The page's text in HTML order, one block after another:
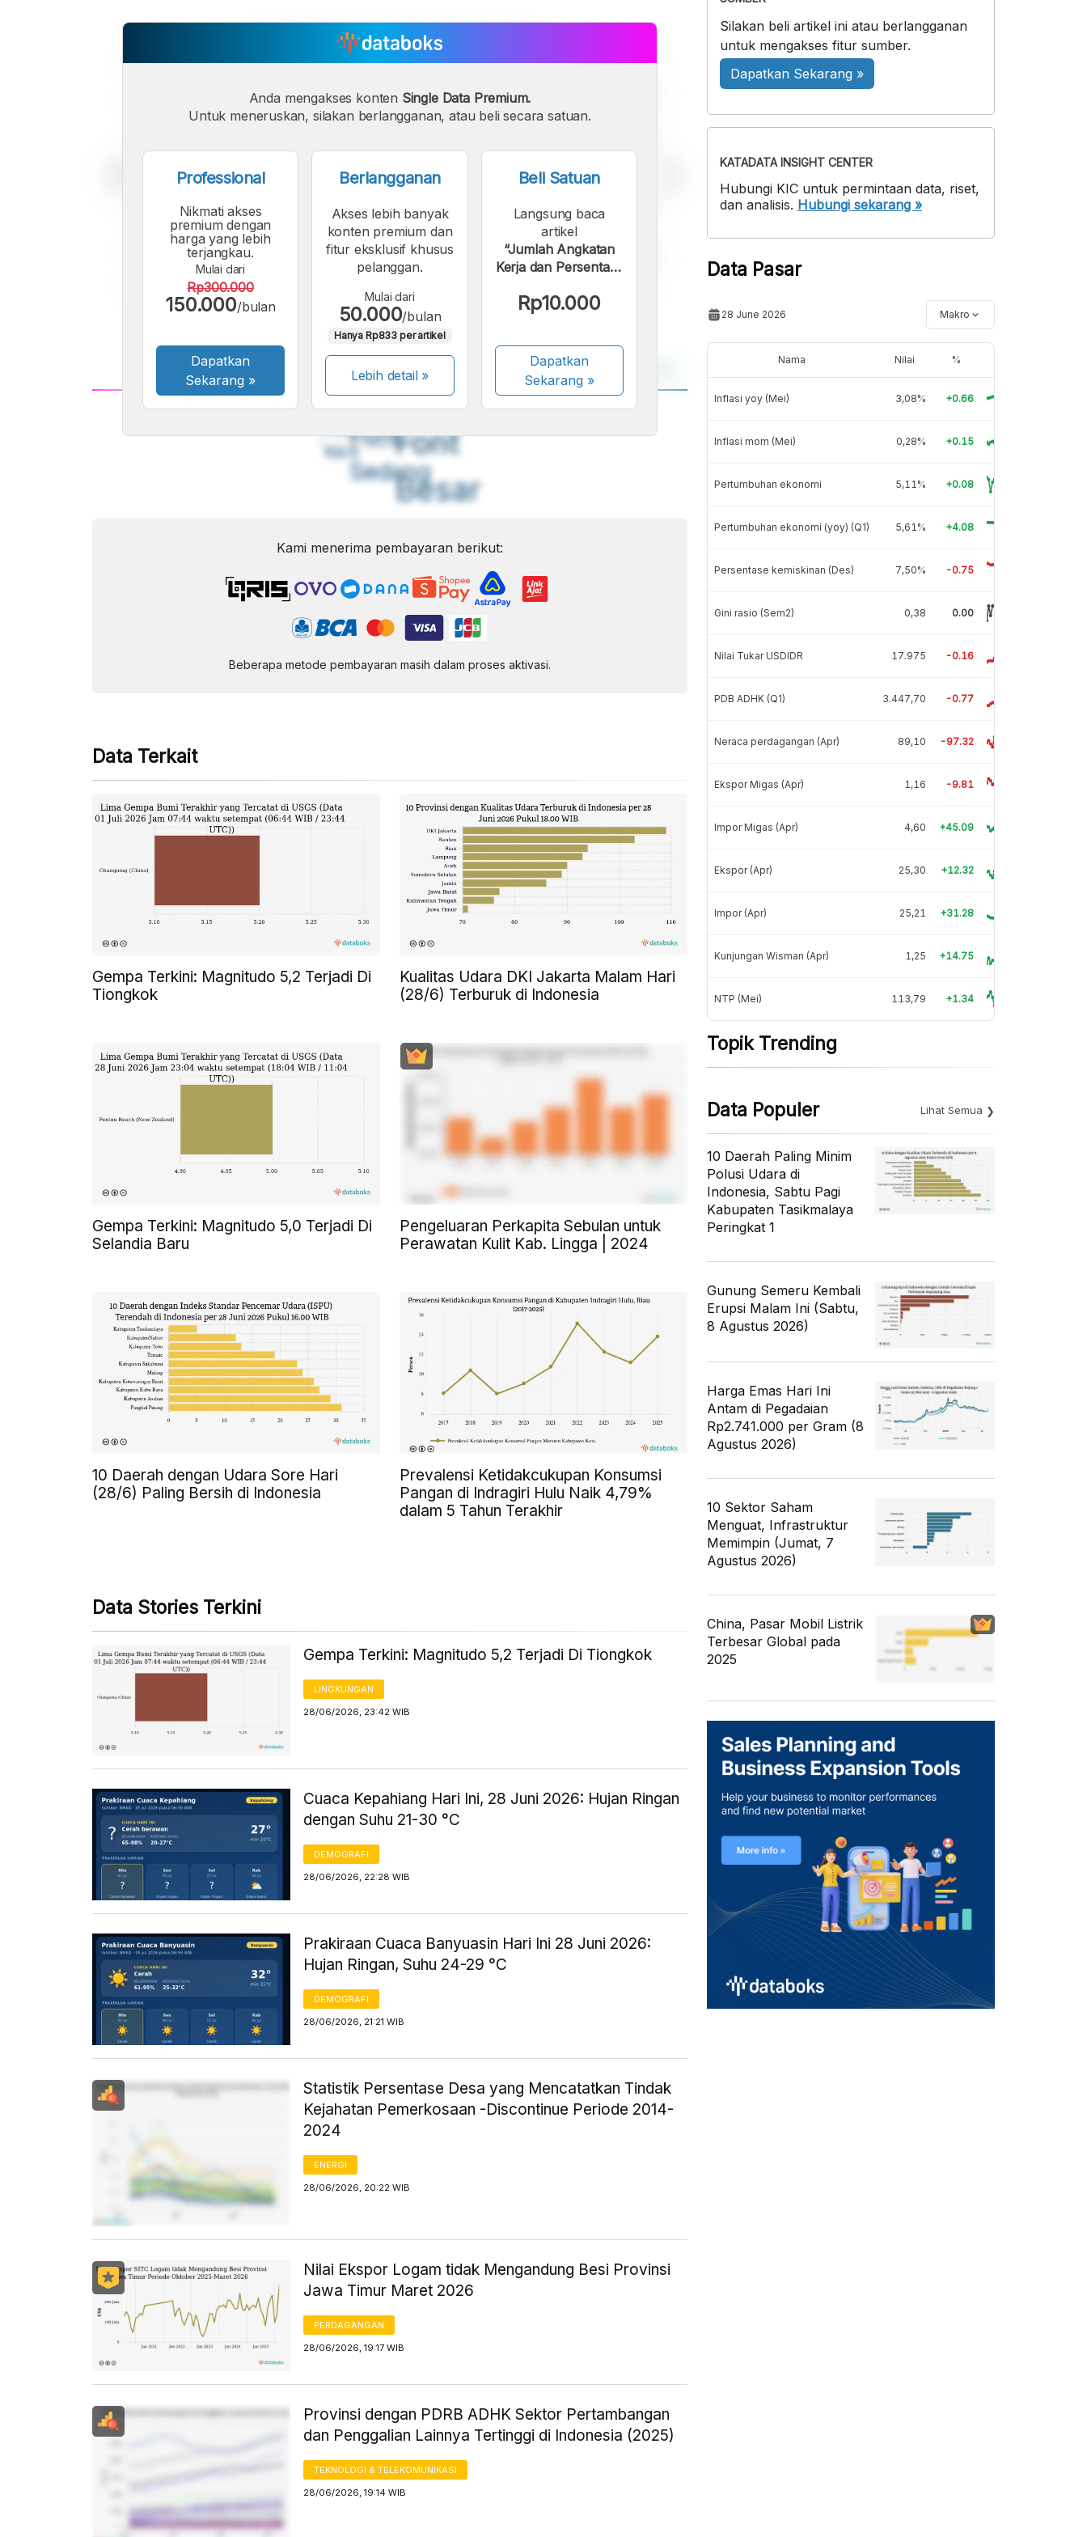
Kecil
Font
Sedang
Font
Besar
Anda mengakses konten Single Data Premium.
Untuk meneruskan, silakan berlangganan, atau beli secara satuan.
Professional
Nikmati akses
premium dengan
harga yang lebih
terjangkau.
Mulai dari
Rp300.000
150.000/bulan
Dapatkan
Sekarang »
Berlangganan
Akses lebih banyak
konten premium dan
fitur eksklusif khusus
pelanggan.
Mulai dari
50.000/bulan
Hanya Rp833 per artikel
Lebih detail »
Beli Satuan
Langsung baca
artikel
“Jumlah Angkatan
Kerja dan Persentase
Kota Binjai”.
Rp10.000
Dapatkan
Sekarang»
Kami menerima pembayaran berikut:
Beberapa metode pembayaran masih dalam proses aktivasi.
Data Terkait
Gempa Terkini: Magnitudo 5,2 Terjadi Di
Tiongkok
Kualitas Udara DKI Jakarta Malam Hari
(28/6) Terburuk di Indonesia
Gempa Terkini: Magnitudo 5,0 Terjadi Di
Selandia Baru
Pengeluaran Perkapita Sebulan untuk
Perawatan Kulit Kab. Lingga | 2024
10 Daerah dengan Udara Sore Hari
(28/6) Paling Bersih di Indonesia
Prevalensi Ketidakcukupan Konsumsi
Pangan di Indragiri Hulu Naik 4,79%
dalam 5 Tahun Terakhir
Data Stories Terkini
Gempa Terkini: Magnitudo 5,2 Terjadi Di Tiongkok
LINGKUNGAN
28/06/2026, 23:42 WIB
Cuaca Kepahiang Hari Ini, 28 Juni 2026: Hujan Ringan
dengan Suhu 21-30 °C
DEMOGRAFI
28/06/2026, 22:28 WIB
Prakiraan Cuaca Banyuasin Hari Ini 28 Juni 2026:
Hujan Ringan, Suhu 24-29 °C
DEMOGRAFI
28/06/2026, 21:21 WIB
Statistik Persentase Desa yang Mencatatkan Tindak
Kejahatan Pemerkosaan -Discontinue Periode 2014-
2024
ENERGI
28/06/2026, 20:22 WIB
Nilai Ekspor Logam tidak Mengandung Besi Provinsi
Jawa Timur Maret 2026
PERDAGANGAN
28/06/2026, 19:17 WIB
Provinsi dengan PDRB ADHK Sektor Pertambangan
dan Penggalian Lainnya Tertinggi di Indonesia (2025)
TEKNOLOGI & TELEKOMUNIKASI
28/06/2026, 19:14 WIB
Silakan beli artikel ini atau berlangganan
untuk mengakses fitur sumber.
Dapatkan Sekarang »
KATADATA INSIGHT CENTER
Hubungi KIC untuk permintaan data, riset,
dan analisis. Hubungi sekarang »
Data Pasar
28 June 2026 Makro
Nama Nilai %
Inflasi yoy (Mei) 3,08% +0.66
Inflasi mom (Mei) 0,28% +0.15
Pertumbuhan ekonomi 5,11% +0.08
Pertumbuhan ekonomi (yoy) (Q1) 5,61% +4.08
Persentase kemiskinan (Des) 7,50% -0.75
Gini rasio (Sem2) 0,38 0.00
Nilai Tukar USDIDR 17.975 -0.16
PDB ADHK (Q1) 3.447,70 -0.77
Neraca perdagangan (Apr) 89,10 -97.32
Ekspor Migas (Apr) 1,16 -9.81
Impor Migas (Apr) 4,60 +45.09
Ekspor (Apr) 25,30 +12.32
Impor (Apr) 25,21 +31.28
Kunjungan Wisman (Apr) 1,25 +14.75
NTP (Mei) 113,79 +1.34
Topik Trending
Data Populer Lihat Semua
10 Daerah Paling Minim
Polusi Udara di
Indonesia, Sabtu Pagi
Kabupaten Tasikmalaya
Peringkat 1
Gunung Semeru Kembali
Erupsi Malam Ini (Sabtu,
8 Agustus 2026)
Harga Emas Hari Ini
Antam di Pegadaian
Rp2.741.000 per Gram (8
Agustus 2026)
10 Sektor Saham
Menguat, Infrastruktur
Memimpin (Jumat, 7
Agustus 2026)
China, Pasar Mobil Listrik
Terbesar Global pada
2025